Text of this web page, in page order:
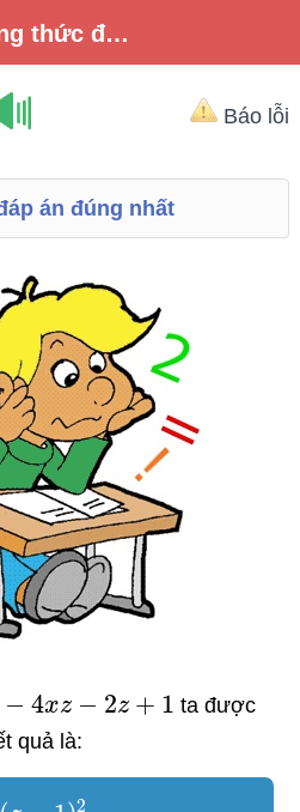
Những hằng đẳng thức đáng nhớ (phần 1)
Báo lỗi
án đúng nhất
− 4xz − 2z + 1 ta được
quả là:
2